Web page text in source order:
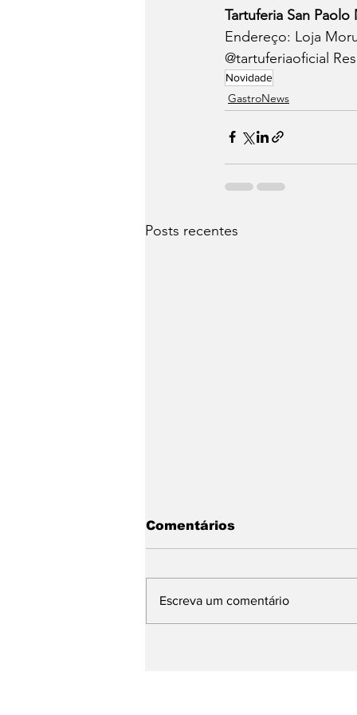
Tartuferia San
Endereço: Loja
@tartuferiaoficial
Novidade
⁠GastroNews
Posts recentes
Comentários
Escreva um comentário